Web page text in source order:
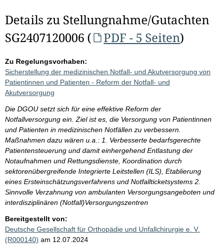
Details zu Stellungnahme/Gutachten
SG2407120006 (
PDF - 5 Seiten)
Zu Regelungsvorhaben:
Sicherstellung der medizinischen Notfall- und Akutversorgung von
Patientinnen und Patienten - Reform der Notfall- und
Akutversorgung
Die DGOU setzt sich für eine effektive Reform der
Notfallversorgung ein. Ziel ist es, die Versorgung von Patientinnen
und Patienten in medizinischen Notfällen zu verbessern.
Maßnahmen dazu wären u.a.: 1. Verbesserte bedarfsgerechte
Patientensteuerung und damit einhergehend Entlastung der
Notaufnahmen und Rettungsdienste, Koordination durch
sektorenübergreifende Integrierte Leitstellen (ILS), Etablierung
eines Ersteinschätzungsverfahrens und Notfallticketsystems 2.
Sinnvolle Verzahnung von ambulanten Versorgungsangeboten und
interdisziplinären (Notfall)Versorgungszentren
Bereitgestellt von:
Deutsche Gesellschaft für Orthopädie und Unfallchirurgie e. V.
(R000140) am 12.07.2024